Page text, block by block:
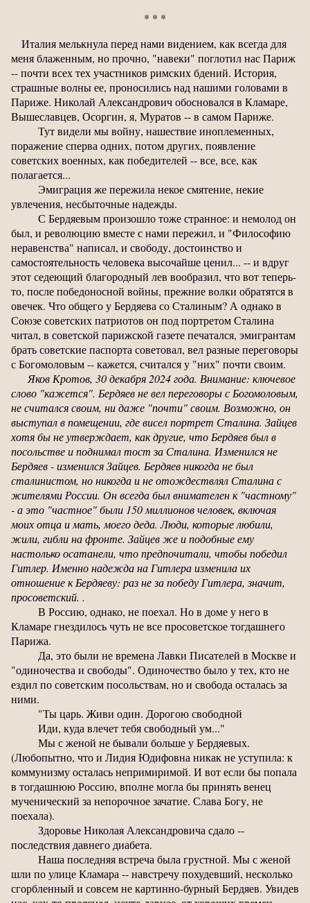
* * *
Италия мелькнула перед нами видением, как всегда для
меня блаженным, но прочно, "навеки" поглотил нас Париж
-- почти всех тех участников римских бдений. История,
страшные волны ее, проносились над нашими головами в
Париже. Николай Александрович обосновался в Кламаре,
Вышеславцев, Осоргин, я, Муратов -- в самом Париже.
Тут видели мы войну, нашествие иноплеменных,
поражение сперва одних, потом других, появление
советских военных, как победителей -- все, все, как
полагается...
Эмиграция же пережила некое смятение, некие
увлечения, несбыточные надежды.
С Бердяевым произошло тоже странное: и немолод он
был, и революцию вместе с нами пережил, и "Философию
неравенства" написал, и свободу, достоинство и
самостоятельность человека высочайше ценил... -- и вдруг
этот седеющий благородный лев вообразил, что вот теперь-
то, после победоносной войны, прежние волки обратятся в
овечек. Что общего у Бердяева со Сталиным? А однако в
Союзе советских патриотов он под портретом Сталина
читал, в советской парижской газете печатался, эмигрантам
брать советские паспорта советовал, вел разные переговоры
с Богомоловым -- кажется, считался у "них" почти своим.
Яков Кротов, 30 декабря 2024 года. Внимание: ключевое
слово "кажется". Бердяев не вел переговоры с Богомоловым,
не считался своим, ни даже "почти" своим. Возможно, он
выступал в помещении, где висел портрет Сталина. Зайцев
хотя бы не утверждает, как другие, что Бердяев был в
посольстве и поднимал тост за Сталина. Изменился не
Бердяев - изменился Зайцев. Бердяев никогда не был
сталинистом, но никогда и не отождествлял Сталина с
жителями России. Он всегда был внимателен к "частному"
- а это "частное" были 150 миллионов человек, включая
моих отца и мать, моего деда. Люди, которые любили,
жили, гибли на фронте. Зайцев же и подобные ему
настолько осатанели, что предпочитали, чтобы победил
Гитлер. Именно надежда на Гитлера изменила их
отношение к Бердяеву: раз не за победу Гитлера, значит,
просоветский. .
В Россию, однако, не поехал. Но в доме у него в
Кламаре гнездилось чуть не все просоветское тогдашнего
Парижа.
Да, это были не времена Лавки Писателей в Москве и
"одиночества и свободы". Одиночество было у тех, кто не
ездил по советским посольствам, но и свобода осталась за
ними.
"Ты царь. Живи один. Дорогою свободной
Иди, куда влечет тебя свободный ум..."
Мы с женой не бывали больше у Бердяевых.
(Любопытно, что и Лидия Юдифовна никак не уступила: к
коммунизму осталась непримиримой. И вот если бы попала
в тогдашнюю Россию, вполне могла бы принять венец
мученический за непорочное зачатие. Слава Богу, не
поехала).
Здоровье Николая Александровича сдало --
последствия давнего диабета.
Наша последняя встреча была грустной. Мы с женой
шли по улице Кламара -- навстречу похудевший, несколько
сгорбленный и совсем не картинно-бурный Бердяев. Увидев